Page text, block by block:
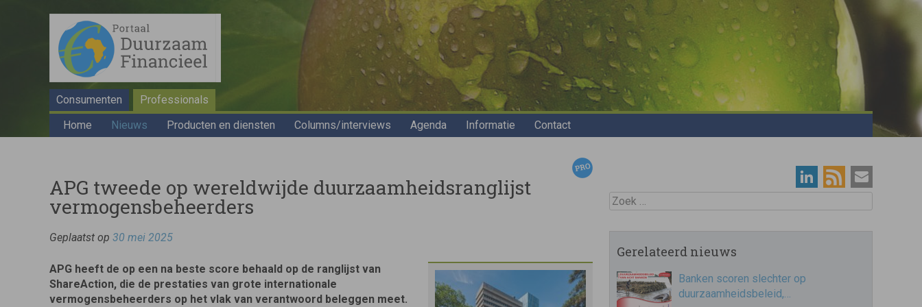
Consumenten
Professionals
Home
Nieuws Producten en diensten Columns/interviews Agenda Informatie Contact
APG tweede op wereldwijde duurzaamheidsranglijst
vermogensbeheerders
Geplaatst op 30 mei 2025
APG heeft de op een na beste score behaald op de ranglijst van
ShareAction, die de prestaties van grote internationale
vermogensbeheerders op het vlak van verantwoord beleggen meet.
Zoek
Gerelateerd nieuws
Banken scoren slechter op
duurzaamheidsbeleid,…